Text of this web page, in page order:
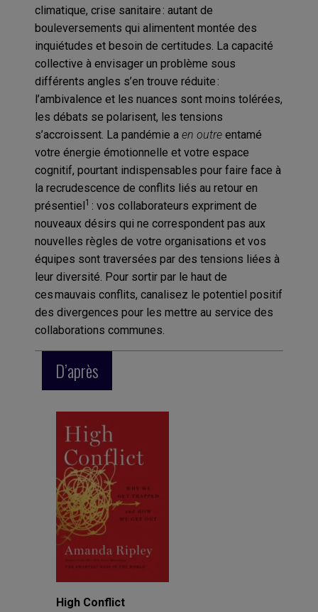
climatique, crise sanitaire : autant de
bouleversements qui alimentent montée des
inquiétudes et besoin de certitudes. La capacité
collective à envisager un problème sous
différents angles s’en trouve réduite :
l’ambivalence et les nuances sont moins tolérées,
les débats se polarisent, les tensions
s’accroissent. La pandémie a en outreentamé
votre énergie émotionnelle et votre espace
cognitif, pourtant indispensables pour faire face à
la recrudescence de conflits liés au retour en
présentiel1 : vos collaborateurs expriment de
nouveaux désirs qui ne correspondent pas aux
nouvelles règles de votre organisations et vos
équipes sont traversées par des tensions liées à
leur diversité. Pour sortir par le haut de
ces mauvais conflits, canalisez le potentiel positif
des divergences pour les mettre au service des
collaborations communes.
D’après
High Conflict